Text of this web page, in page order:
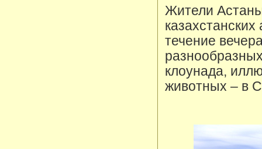
Жители
течение
клоунада,
животных – в